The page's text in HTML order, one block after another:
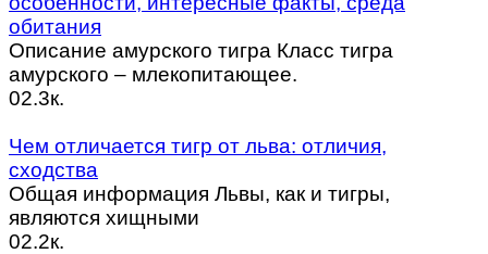
обитания
Описание амурского тигра Класс тигра
амурского – млекопитающее.
02.3к.
Чем отличается тигр от льва: отличия,
сходства
Общая информация Львы, как и тигры,
являются хищными
02.2к.